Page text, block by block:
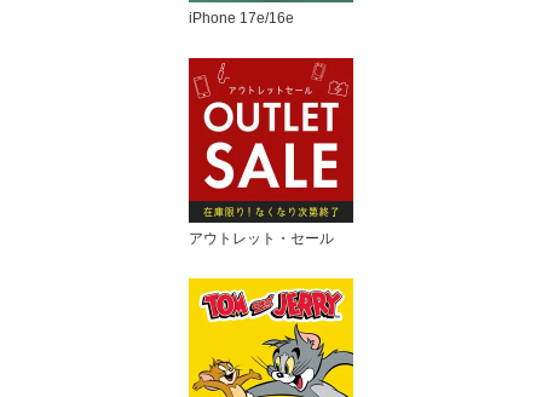
iPhone 17e/16e
アウトレット・セール